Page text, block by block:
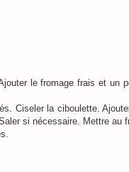
le fromage frais et un
Ciseler la ciboulette.
si nécessaire. Mettre au